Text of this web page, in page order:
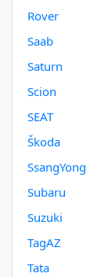
Rover
Saab
Saturn
Scion
SEAT
Škoda
SsangYong
Subaru
Suzuki
TagAZ
Tata